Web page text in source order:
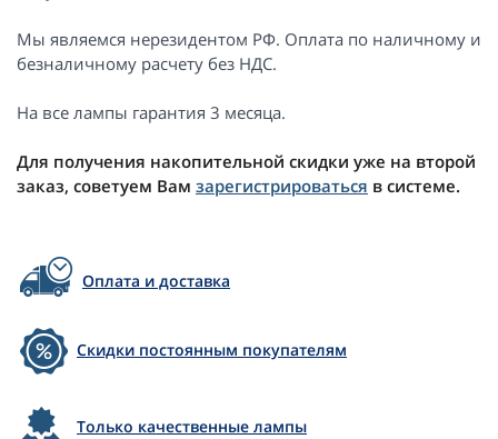
Мы являемся нерезидентом РФ. Оплата по наличному и
безналичному расчету без НДС.
На все лампы гарантия 3 месяца.
Для получения накопительной скидки уже на второй
заказ, советуем Вам зарегистрироваться в системе.
Оплата и доставка
Скидки постоянным покупателям
Только качественные лампы